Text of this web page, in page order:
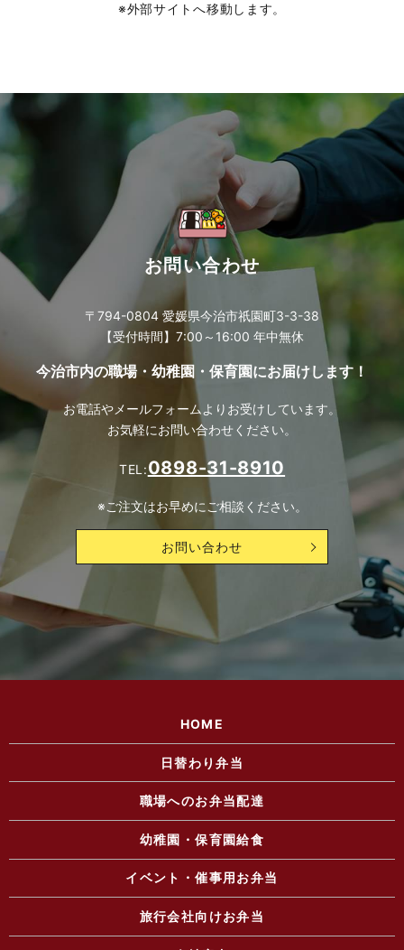
日替弁当 献立（12/27～1/7）
※外部サイトへ移動します。
お問い合わせ
〒794-0804 愛媛県今治市祇園町3-3-38
【受付時間】7:00～16:00 年中無休
今治市内の職場・幼稚園・保育園にお届けします！
お電話やメールフォームよりお受けしています。
お気軽にお問い合わせください。
TEL:0898-31-8910
※ご注文はお早めにご相談ください。
お問い合わせ
HOME
日替わり弁当
職場へのお弁当配達
幼稚園・保育園給食
イベント・催事用お弁当
旅行会社向けお弁当